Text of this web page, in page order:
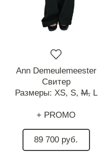
Ann Demeulemeester
Свитер
Размеры: XS, S, M, L
+ PROMO
89 700 руб.